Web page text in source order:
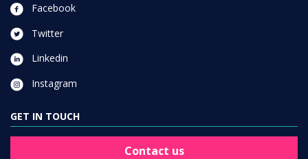
Facebook
Twitter
Linkedin
Instagram
GET IN TOUCH
Contact us